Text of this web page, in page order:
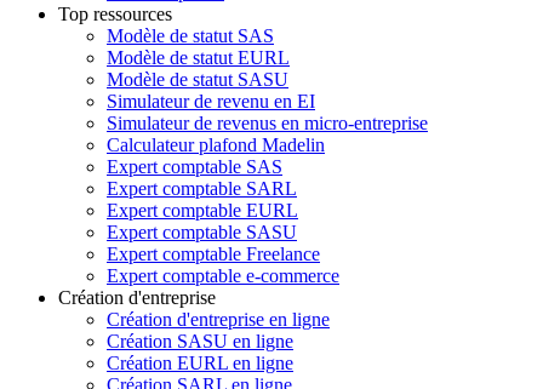
Top ressources
Modèle de statut SAS
Modèle de statut EURL
Modèle de statut SASU
Simulateur de revenu en EI
Simulateur de revenus en micro-entreprise
Calculateur plafond Madelin
Expert comptable SAS
Expert comptable SARL
Expert comptable EURL
Expert comptable SASU
Expert comptable Freelance
Expert comptable e-commerce
Création d'entreprise
Création d'entreprise en ligne
Création SASU en ligne
Création EURL en ligne
Création SARL en ligne